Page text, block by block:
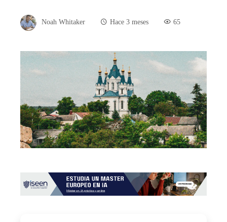
Noah Whitaker Hace 3 meses 65